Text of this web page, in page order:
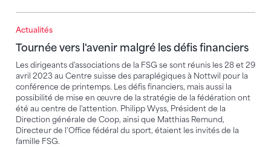
Actualités
Tournée vers l'avenir malgré les défis financiers
Les dirigeants d'associations de la FSG se sont réunis les 28 et 29
avril 2023 au Centre suisse des paraplégiques à Nottwil pour la
conférence de printemps. Les défis financiers, mais aussi la
possibilité de mise en œuvre de la stratégie de la fédération ont
été au centre de l'attention. Philipp Wyss, Président de la
Direction générale de Coop, ainsi que Matthias Remund,
Directeur de l'Office fédéral du sport, étaient les invités de la
famille FSG.
Tournée vers l'avenir malgré les défis financiers